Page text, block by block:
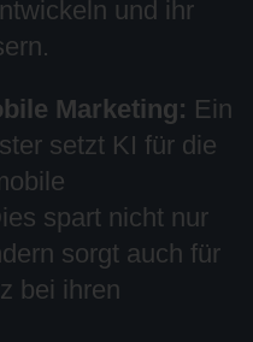
und ihr
Marketing: Ein
setzt KI für die
spart nicht nur
sorgt auch für
bei ihren